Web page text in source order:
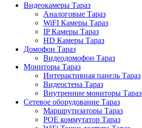
Видеокамеры Тараз
Аналоговые Тараз
WiFI Камеры Тараз
IP Камеры Тараз
HD Камеры Тараз
Домофон Тараз
Видеодомофон Тараз
Мониторы Тараз
Интерактивная панель Тараз
Видеостена Тараз
Внутренние мониторы Тараз
Сетевое оборудование Тараз
Маршрутизаторы Тараз
POE коммутатор Тараз